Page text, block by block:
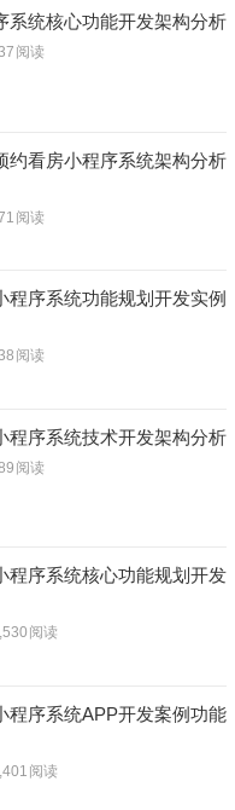
系统核心功能开发架构分析
阅读
约看房小程序系统架构分析
阅读
程序系统功能规划开发实例
阅读
程序系统技术开发架构分析
阅读
程序系统核心功能规划开发
阅读
程序系统APP开发案例功能
阅读